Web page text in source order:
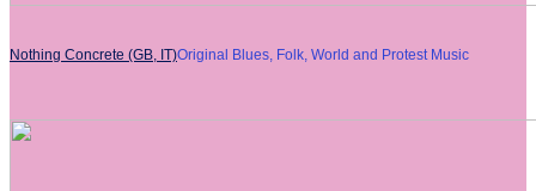
Nothing Concrete (GB, IT)Original Blues, Folk, World and Protest Music